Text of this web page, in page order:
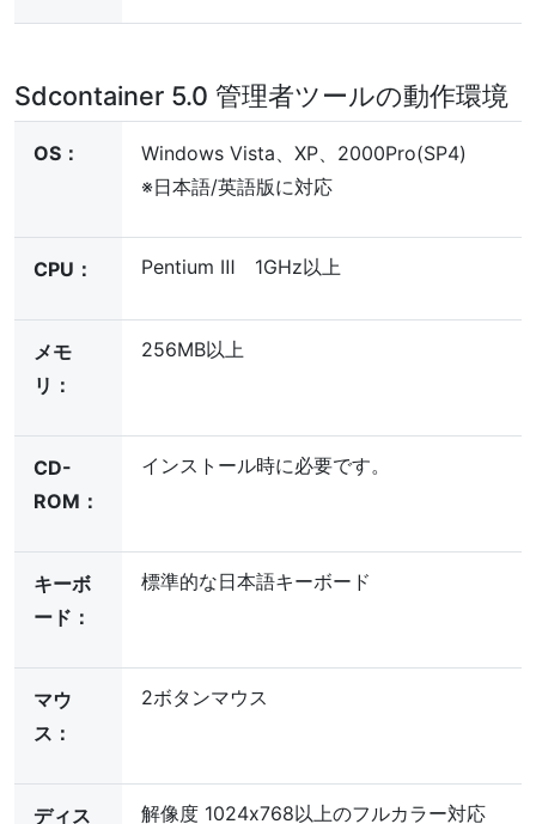
Sdcontainer 5.0 管理者ツールの動作環境
OS：
Windows Vista、XP、2000Pro(SP4)
※日本語/英語版に対応
CPU： Pentium Ⅲ 1GHz以上
メモ
リ：
256MB以上
CD-
ROM：
インストール時に必要です。
キーボ
ード：
標準的な日本語キーボード
マウ
ス：
2ボタンマウス
ディス
解像度 1024x768以上のフルカラー対応